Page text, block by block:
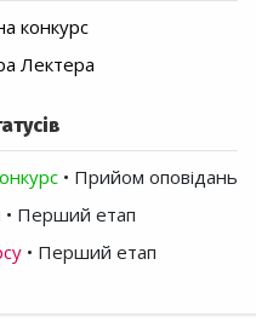
конкурс
Лектера
• Прийом оповідань
• Перший етап
• Перший етап